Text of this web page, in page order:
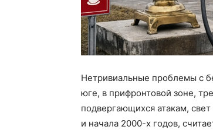
Нетривиальные проблемы с
юге, в прифронтовой зоне,
подвергающихся атакам,
и начала 2000-х годов,